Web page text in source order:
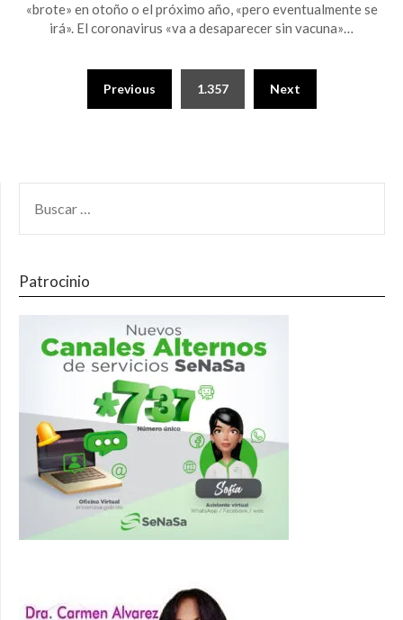
«brote» en otoño o el próximo año, «pero eventualmente se
irá». El coronavirus «va a desaparecer sin vacuna»…
Previous 1.357 Next
Patrocinio